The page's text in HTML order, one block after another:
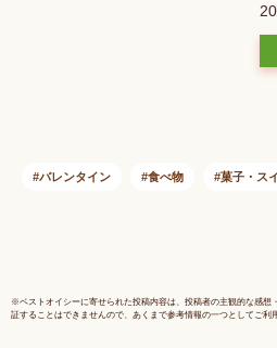
バレンタイン 食べ物 菓子・ス
※ベストオイシーに寄せられた投稿内容は、投稿者の主観的な感
証することはできませんので、あくまで参考情報の一つとしてご利